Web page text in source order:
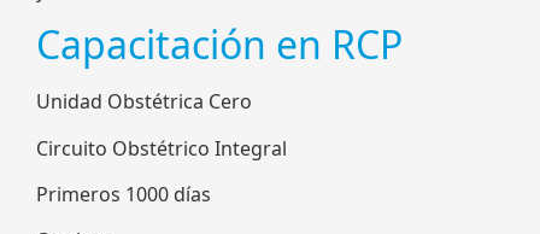
Capacitación en RCP
Unidad Obstétrica Cero
Circuito Obstétrico Integral
Primeros 1000 días